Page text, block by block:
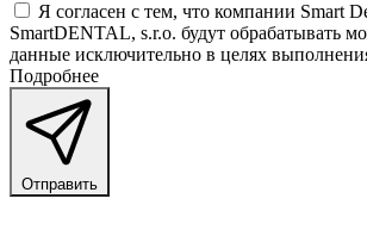
Я согласен с тем, что компании Smart
SmartDENTAL, s.r.o. будут обрабатывать
данные исключительно в целях
Подробнее
Отправить